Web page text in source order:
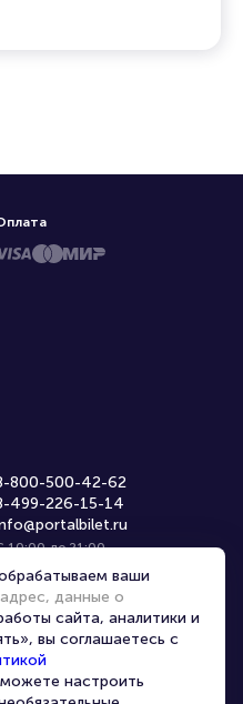
800-500-42-62
С 10:00 до 21:00,
бесплатный
Все площадки
ваши
данные о
сайта, аналитики и
вы соглашаетесь с
настроить